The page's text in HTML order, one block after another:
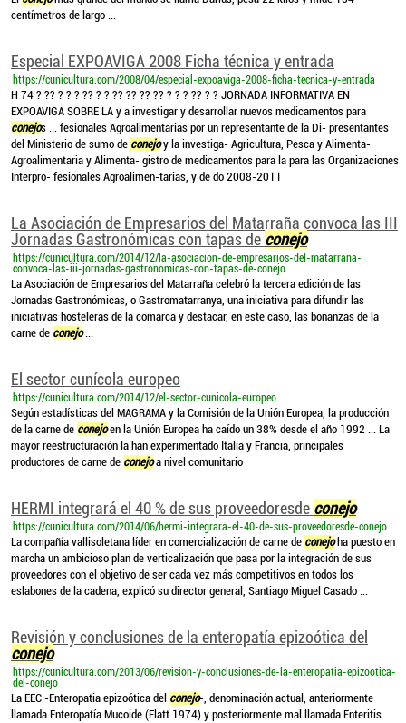
centímetros de largo ...
Especial EXPOAVIGA 2008 Ficha técnica y entrada
https://cunicultura.com/2008/04/especial-expoaviga-2008-ficha-tecnica-y-entrada
H 74 ? ?? ? ? ? ?? ? ? ?? ?? ?? ?? ? ? ? ?? ? ? JORNADA INFORMATIVA EN
EXPOAVIGA SOBRE LA y a investigar y desarrollar nuevos medicamentos para
conejos ... fesionales Agroalimentarias por un representante de la Di- presentantes
del Ministerio de sumo de conejoy la investiga- Agricultura, Pesca y Alimenta-
Agroalimentaria y Alimenta- gistro de medicamentos para la para las Organizaciones
Interpro- fesionales Agroalimen-tarias, y de do 2008-2011
La Asociación de Empresarios del Matarraña convoca las III
Jornadas Gastronómicas con tapas de conejo
https://cunicultura.com/2014/12/la-asociacion-de-empresarios-del-matarrana-
convoca-las-iii-jornadas-gastronomicas-con-tapas-de-conejo
La Asociación de Empresarios del Matarraña celebró la tercera edición de las
Jornadas Gastronómicas, o Gastromatarranya, una iniciativa para difundir las
iniciativas hosteleras de la comarca y destacar, en este caso, las bonanzas de la
carne de conejo...
El sector cunícola europeo
https://cunicultura.com/2014/12/el-sector-cunicola-europeo
Según estadísticas del MAGRAMA y la Comisión de la Unión Europea, la producción
de la carne de conejoen la Unión Europea ha caído un 38% desde el año 1992 ... La
mayor reestructuración la han experimentado Italia y Francia, principales
productores de carne de conejoa nivel comunitario
HERMI integrará el 40 % de sus proveedoresde conejo
https://cunicultura.com/2014/06/hermi-integrara-el-40-de-sus-proveedoresde-conejo
La compañía vallisoletana líder en comercialización de carne de conejoha puesto en
marcha un ambicioso plan de verticalización que pasa por la integración de sus
proveedores con el objetivo de ser cada vez más competitivos en todos los
eslabones de la cadena, explicó su director general, Santiago Miguel Casado ...
Revisión y conclusiones de la enteropatía epizoótica del
conejo
https://cunicultura.com/2013/06/revision-y-conclusiones-de-la-enteropatia-epizootica-
del-conejo
La EEC -Enteropatia epizoótica del conejo-, denominación actual, anteriormente
llamada Enteropatía Mucoide (Flatt 1974) y posteriormente mal llamada Enteritis